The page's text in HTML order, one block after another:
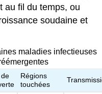
au fil du temps, ou
soudaine et
maladies infectieuses
Régions
touchées